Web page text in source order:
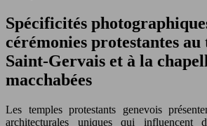
Spécificités
cérémonies protestantes au
Saint-Gervais et à la
macchabées
Les temples protestants genevois
architecturales uniques qui influencent